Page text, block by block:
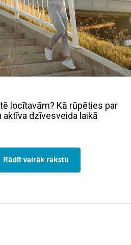
locītavām? Kā rūpēties par
dzīvesveida laikā
Rādīt vairāk rakstu